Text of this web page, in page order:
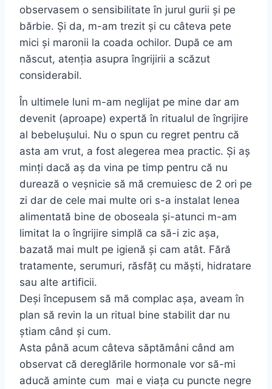
observasem o sensibilitate în jurul gurii și pe
bărbie. Și da, m-am trezit și cu câteva pete
mici și maronii la coada ochilor. După ce am
născut, atenția asupra îngrijirii a scăzut
considerabil.
În ultimele luni m-am neglijat pe mine dar am
devenit (aproape) expertă în ritualul de îngrijire
al bebelușului. Nu o spun cu regret pentru că
asta am vrut, a fost alegerea mea practic. Și aș
minți dacă aș da vina pe timp pentru că nu
durează o veșnicie să mă cremuiesc de 2 ori pe
zi dar de cele mai multe ori s-a instalat lenea
alimentată bine de oboseala și-atunci m-am
limitat la o îngrijire simplă ca să-i zic așa,
bazată mai mult pe igienă și cam atât. Fără
tratamente, serumuri, răsfăț cu măști, hidratare
sau alte artificii.
Deși începusem să mă complac așa, aveam în
plan să revin la un ritual bine stabilit dar nu
știam când și cum.
Asta până acum câteva săptămâni când am
observat că dereglările hormonale vor să-mi
aducă aminte cum mai e viața cu puncte negre